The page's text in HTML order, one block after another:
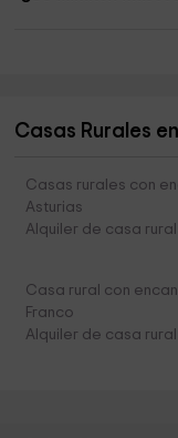
Casas Rurales
Casas rurales con
Asturias
Alquiler de casa rural
Casa rural con
Franco
Alquiler de casa rural